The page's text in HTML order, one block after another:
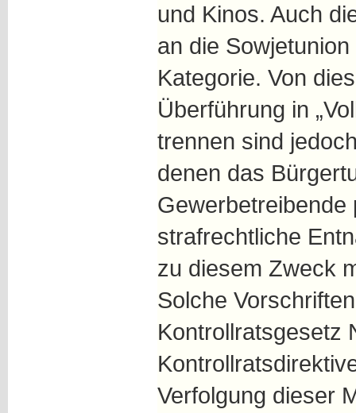
und Kinos. Auch
an die
Kategorie. Von
Überführung in
trennen sind
denen das
Gewerbetreibende
strafrechtliche
zu diesem Zweck
Solche
Kontrollratsgesetz
Verfolgung dieser